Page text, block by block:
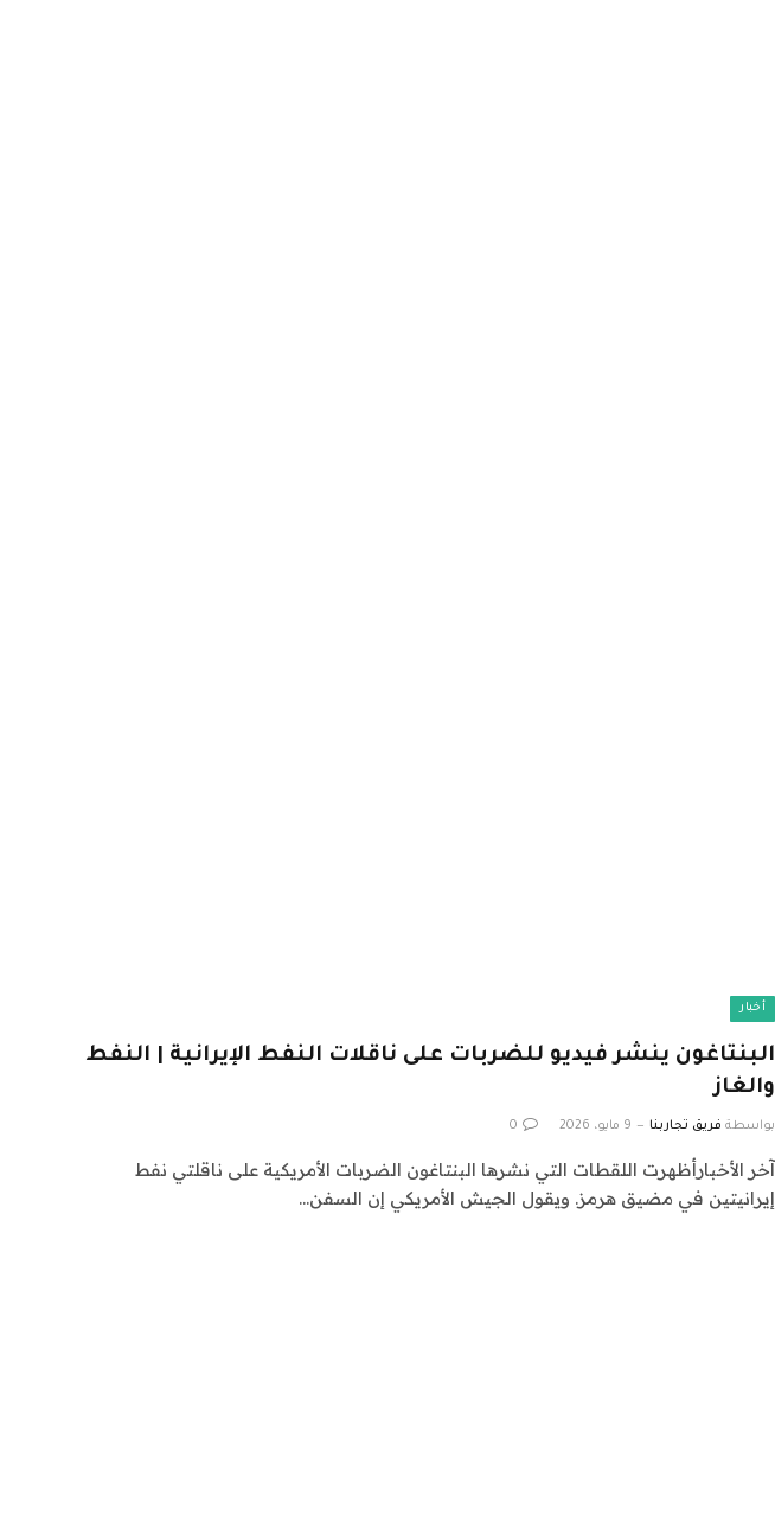
أخبار
البنتاغون ينشر فيديو للضربات على ناقلات النفط الإيرانية | النفط
والغاز
بواسطة فريق تجاربنا 9 مايو، 2026 0
آخر الأخبارأظهرت اللقطات التي نشرها البنتاغون الضربات الأمريكية على ناقلتي نفط
إيرانيتين في مضيق هرمز. ويقول الجيش الأمريكي إن السفن…